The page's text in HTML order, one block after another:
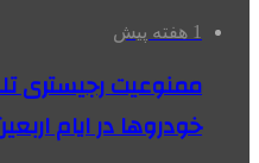
1 هفته پیش
ممنوعیت رجیستری
خودروها در ایام